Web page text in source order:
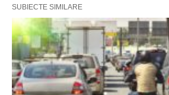
SUBIECTE SIMILARE